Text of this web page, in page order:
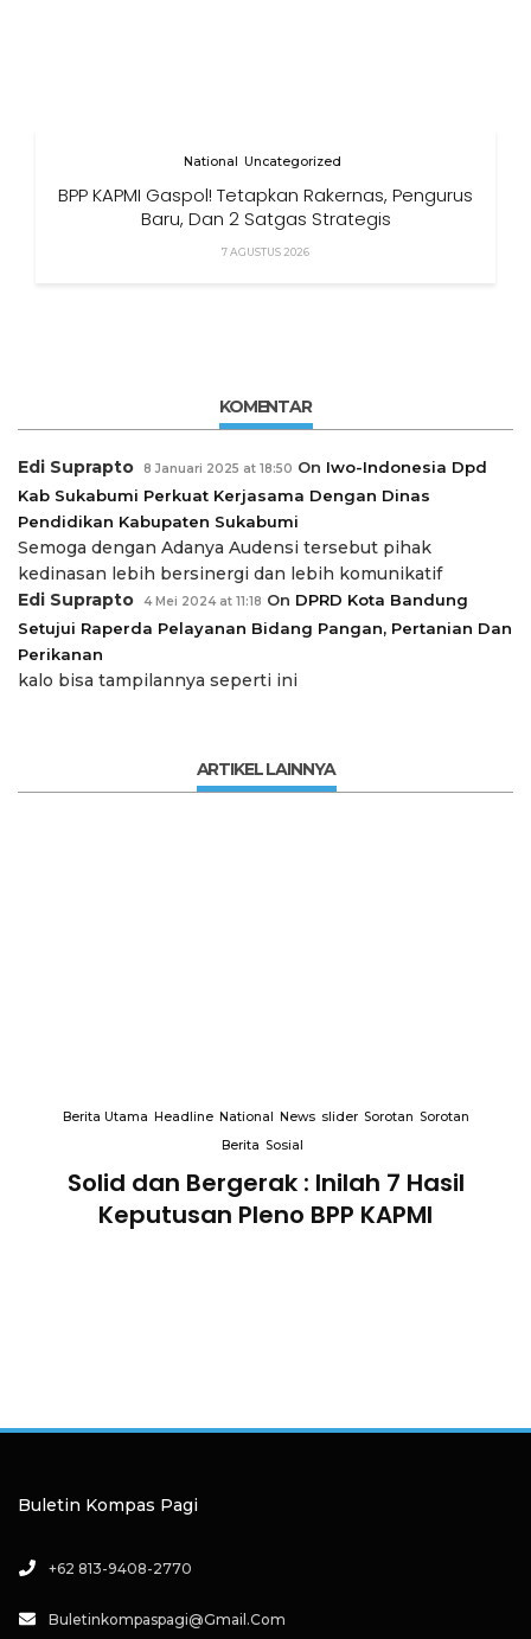
National Uncategorized
BPP KAPMI Gaspol! Tetapkan Rakernas, Pengurus
Baru, Dan 2 Satgas Strategis
7 AGUSTUS 2026
KOMENTAR
Edi Suprapto 8 Januari 2025 at 18:50 On Iwo-Indonesia Dpd
Kab Sukabumi Perkuat Kerjasama Dengan Dinas
Pendidikan Kabupaten Sukabumi
Semoga dengan Adanya Audensi tersebut pihak
kedinasan lebih bersinergi dan lebih komunikatif
Edi Suprapto
4 Mei 2024 at 11:18 On DPRD Kota Bandung
Setujui Raperda Pelayanan Bidang Pangan, Pertanian Dan
Perikanan
kalo bisa tampilannya seperti ini
ARTIKEL LAINNYA
Berita Utama Headline National News slider Sorotan Sorotan
Berita Sosial
Solid dan Bergerak : Inilah 7 Hasil
Keputusan Pleno BPP KAPMI
Buletin Kompas Pagi
+62 813-9408-2770
Buletinkompaspagi@gmail.com